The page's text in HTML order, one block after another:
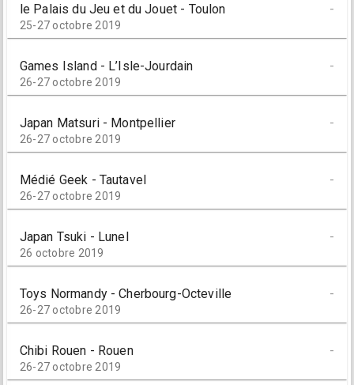
le Palais du Jeu et du Jouet - Toulon
25-27 octobre 2019
-
Games Island - L’Isle-Jourdain
26-27 octobre 2019
-
Japan Matsuri - Montpellier
26-27 octobre 2019
-
Médié Geek - Tautavel
26-27 octobre 2019
-
Japan Tsuki - Lunel
26 octobre 2019
-
Toys Normandy - Cherbourg-Octeville
26-27 octobre 2019
-
Chibi Rouen - Rouen
26-27 octobre 2019
-